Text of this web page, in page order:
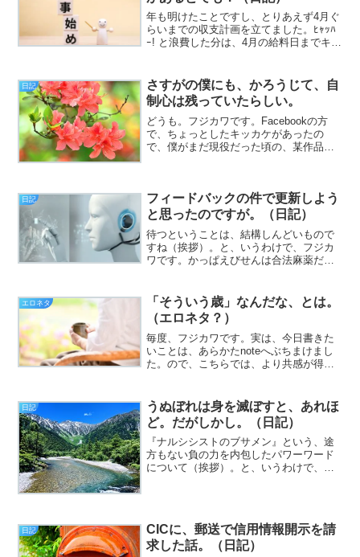
年も明けたことですし、とりあえず4月ぐ
らいまでの収支計画を立てました。ﾋｬｯﾊ
ｰ! と浪費した分は、4月の給料日までキリ
伊勢の神宮では、お守りなどを郵送で授
与してくれない、...
日記
さすがの僕にも、かろうじて、自
制心は残っていたらしい。
どうも。フジカワです。Facebookの方
で、ちょっとしたキッカケがあったの
で、僕がまだ現役だった頃の、某作品に
ある上、もう19年も...
日記
フィードバックの件で更新しよう
と思ったのですが。（日記）
待つということは、結構しんどいもので
すね（挨拶）。と、いうわけで、フジカ
ワです。かっぱえびせんは合法麻薬だと
リは、「いつものボイスブログと、例の
フィードバックは！？」と...
エロネタ
「そういう歳」なんだな、とは。
（エロネタ？）
毎度、フジカワです。実は、今日書きた
いことは、あらかたnoteへぶちまけまし
た。ので、こちらでは、より共感が得ら
です。十分寝ているのに、ホワイ？ と
思ったのですが、原因...
日記
うぬぼれは身を滅ぼすと、あれほ
ど。だがしかし。（日記）
『ナルシシストのブサメン』という、途
方もない負の力を内包したパワーワード
について（挨拶）。と、いうわけで、フ
日記
CICに、郵送で信用情報開示を請
求した話。（日記）